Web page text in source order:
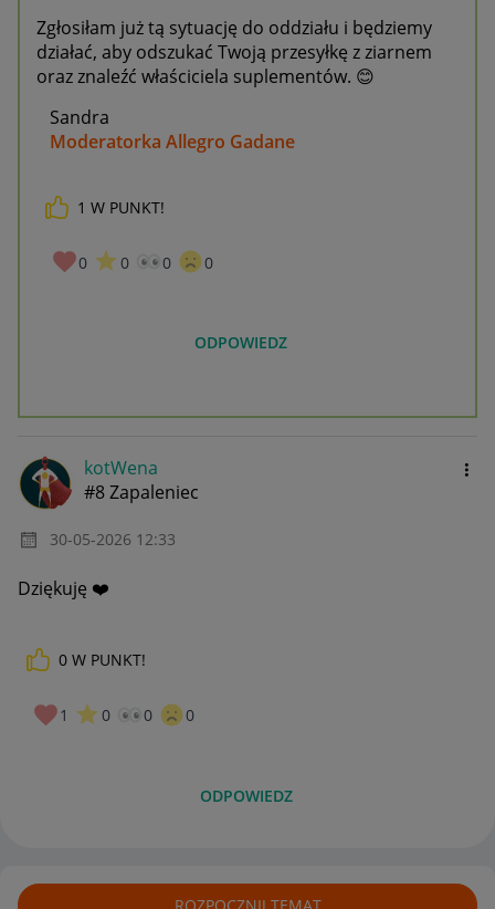
Zgłosiłam już tą sytuację do oddziału i będziemy
działać, aby odszukać Twoją przesyłkę z ziarnem
oraz znaleźć właściciela suplementów. 😊
Sandra
Moderatorka Allegro Gadane
1 W PUNKT!
0 0 0 0
ODPOWIEDZ
kotWena
#8 Zapaleniec
‎30-05-2026 12:33
Dziękuję ❤️
0 W PUNKT!
1 0 0 0
ODPOWIEDZ